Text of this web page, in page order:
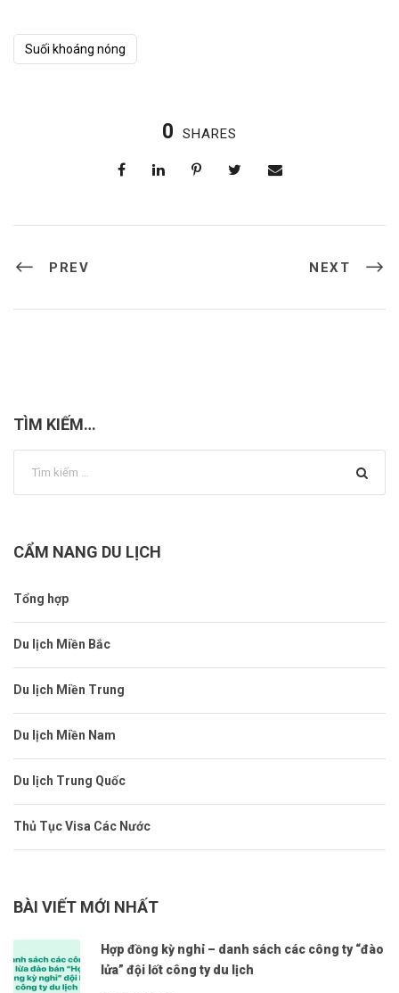
Suối khoáng nóng
0 SHARES
PREV NEXT
TÌM KIẾM…
CẨM NANG DU LỊCH
Tổng hợp
Du lịch Miền Bắc
Du lịch Miền Trung
Du lịch Miền Nam
Du lịch Trung Quốc
Thủ Tục Visa Các Nước
BÀI VIẾT MỚI NHẤT
Hợp đồng kỳ nghỉ – danh sách các công ty “đào
lửa” đội lốt công ty du lịch